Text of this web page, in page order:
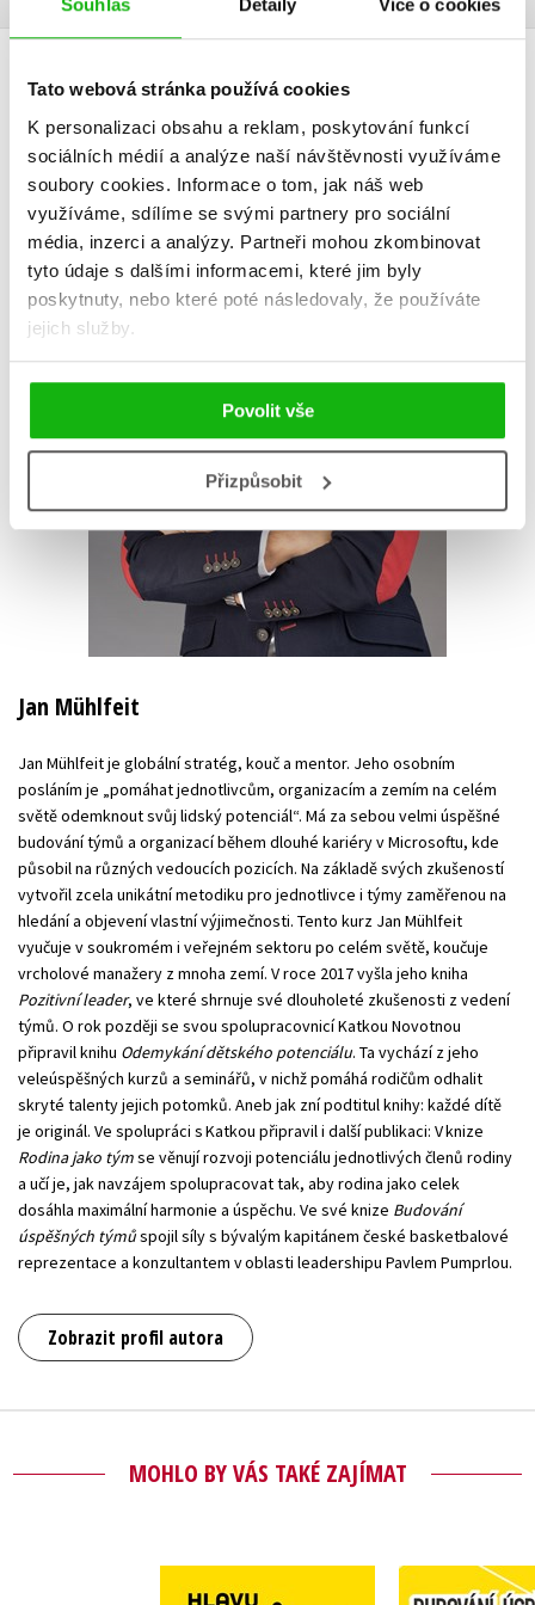
Souhlas Detaily Více o cookies
Tato webová stránka používá cookies
K personalizaci obsahu a reklam, poskytování funkcí
sociálních médií a analýze naší návštěvnosti využíváme
soubory cookies. Informace o tom, jak náš web
využíváme, sdílíme se svými partnery pro sociální
média, inzerci a analýzy. Partneři mohou zkombinovat
tyto údaje s dalšími informacemi, které jim byly
poskytnuty, nebo které poté následovaly, že používáte
jejich služby.
Povolit vše
Přizpůsobit
Jan Mühlfeit
Jan Mühlfeit je globální stratég, kouč a mentor. Jeho osobním
posláním je „pomáhat jednotlivcům, organizacím a zemím na celém
světě odemknout svůj lidský potenciál“. Má za sebou velmi úspěšné
budování týmů a organizací během dlouhé kariéry v Microsoftu, kde
působil na různých vedoucích pozicích. Na základě svých zkušeností
vytvořil zcela unikátní metodiku pro jednotlivce i týmy zaměřenou na
hledání a objevení vlastní výjimečnosti. Tento kurz Jan Mühlfeit
vyučuje v soukromém i veřejném sektoru po celém světě, koučuje
vrcholové manažery z mnoha zemí. V roce 2017 vyšla jeho kniha
Pozitivní leader, ve které shrnuje své dlouholeté zkušenosti z vedení
týmů. O rok později se svou spolupracovnicí Katkou Novotnou
připravil knihu Odemykání dětského potenciálu. Ta vychází z jeho
veleúspěšných kurzů a seminářů, v nichž pomáhá rodičům odhalit
skryté talenty jejich potomků. Aneb jak zní podtitul knihy: každé dítě
je originál. Ve spolupráci s Katkou připravil i další publikaci: V knize
Rodina jako týmse věnují rozvoji potenciálu jednotlivých členů rodiny
a učí je, jak navzájem spolupracovat tak, aby rodina jako celek
dosáhla maximální harmonie a úspěchu. Ve své knize Budování
úspěšných týmůspojil síly s bývalým kapitánem české basketbalové
reprezentace a konzultantem v oblasti leadershipu Pavlem Pumprlou.
Zobrazit profil autora
MOHLO BY VÁS TAKÉ ZAJÍMAT
Hlavu vzhůru!
Budování